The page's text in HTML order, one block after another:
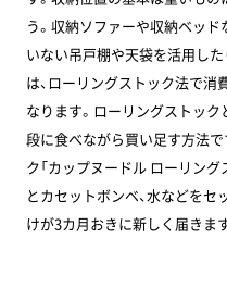
う。収納ソファーや収納ベッ
いない吊戸棚や天袋を活用し
は、ローリングストック法で消
なります。ローリングストック
段に食べながら買い足す方法
ク「カップヌードル ローリン
とカセットボンベ、水などをセ
けが3カ月おきに新しく届きます